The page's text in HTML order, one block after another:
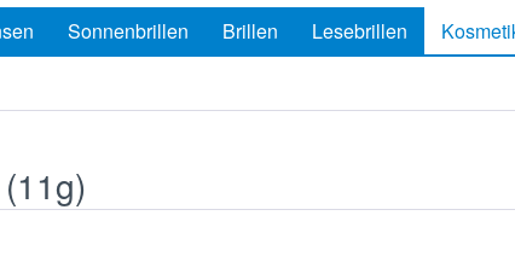
Sonnenbrillen Brillen Lesebrillen